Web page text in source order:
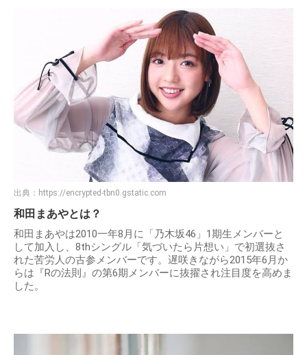
出典： https://encrypted-tbn0.gstatic.com
和田まあやとは？
和田まあやは2010一年8月に「乃木坂46」1期生メンバーと
して加入し、8thシングル「気づいたら片想い」で初選抜さ
れた苦労人の古参メンバーです。遅咲きながら2015年6月か
らは『Rの法則』の第6期メンバーに抜擢され注目度を高めま
した。